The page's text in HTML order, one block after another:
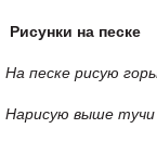
Рисунки на песке
На песке рисую
Нарисую выше